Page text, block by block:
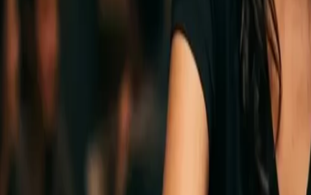
Somos unos 24.000 mexicanos en Madrid y todos aprendimos lo
En Madrid vivimos alrededor de 24.000 mexicanos
tiendas, fiestas y grupos de comunidad. Esta guía reúne lo que
comer de verdad, dónde comprar despensa y con quién celebrar.
tortillas
de maíz nixtamalizado, sí
dónde buscar. Y si eres español y llegaste aquí por curiosidad,